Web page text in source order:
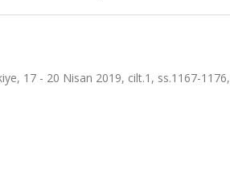
17 - 20 Nisan 2019, cilt.1, ss.1167-1176,